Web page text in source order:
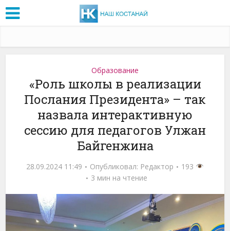
Образование
«Роль школы в реализации
Послания Президента» – так
назвала интерактивную
сессию для педагогов Улжан
Байгенжина
28.09.2024 11:49 Опубликовал: Редактор
193
3 мин на чтение